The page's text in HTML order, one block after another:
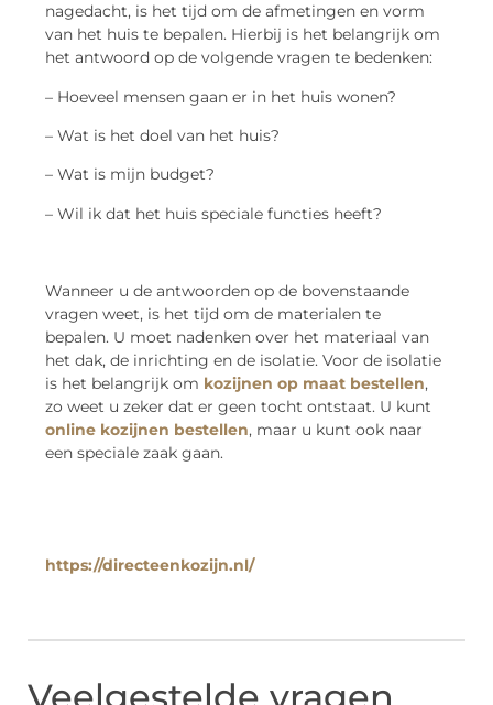
nagedacht, is het tijd om de afmetingen en vorm
van het huis te bepalen. Hierbij is het belangrijk om
het antwoord op de volgende vragen te bedenken:
– Hoeveel mensen gaan er in het huis wonen?
– Wat is het doel van het huis?
– Wat is mijn budget?
– Wil ik dat het huis speciale functies heeft?
Wanneer u de antwoorden op de bovenstaande
vragen weet, is het tijd om de materialen te
bepalen. U moet nadenken over het materiaal van
het dak, de inrichting en de isolatie. Voor de isolatie
is het belangrijk om kozijnen op maat bestellen,
zo weet u zeker dat er geen tocht ontstaat. U kunt
online kozijnen bestellen, maar u kunt ook naar
een speciale zaak gaan.
https://directeenkozijn.nl/